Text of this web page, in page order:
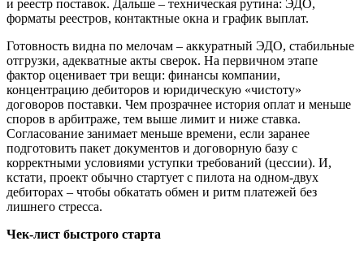
и реестр поставок. Дальше – техническая рутина: ЭДО,
форматы реестров, контактные окна и график выплат.
Готовность видна по мелочам – аккуратный ЭДО, стабильные
отгрузки, адекватные акты сверок. На первичном этапе
фактор оценивает три вещи: финансы компании,
концентрацию дебиторов и юридическую «чистоту»
договоров поставки. Чем прозрачнее история оплат и меньше
споров в арбитраже, тем выше лимит и ниже ставка.
Согласование занимает меньше времени, если заранее
подготовить пакет документов и договорную базу с
корректными условиями уступки требований (цессии). И,
кстати, проект обычно стартует с пилота на одном‑двух
дебиторах – чтобы обкатать обмен и ритм платежей без
лишнего стресса.
Чек‑лист быстрого старта